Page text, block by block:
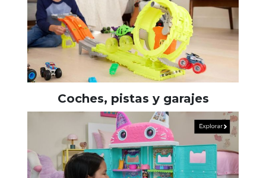
Coches, pistas y garajes